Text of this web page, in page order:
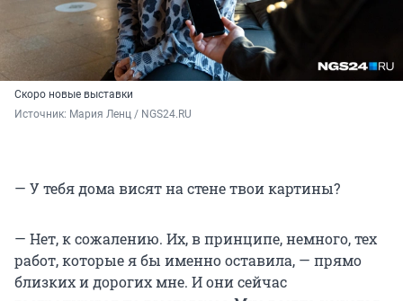
Скоро новые выставки
Источник: Мария Ленц / NGS24.RU
— У тебя дома висят на стене твои картины?
— Нет, к сожалению. Их, в принципе, немного, тех
работ, которые я бы именно оставила, — прямо
близких и дорогих мне. И они сейчас